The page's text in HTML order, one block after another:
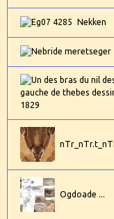
Nekken
Ogdoade ...